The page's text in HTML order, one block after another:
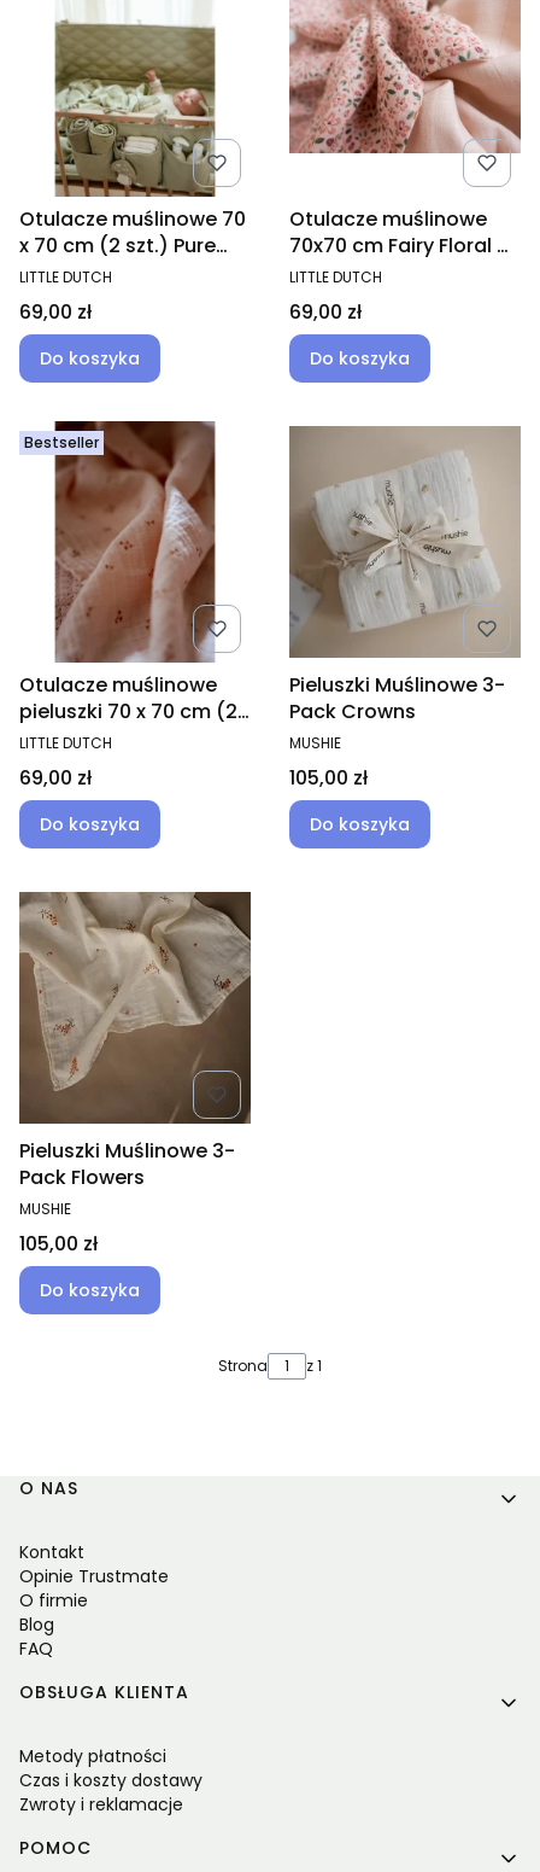
Otulacze muślinowe 70
x 70 cm (2 szt.) Pure
Sage
PRODUCENT
LITTLE DUTCH
Cena
69,00 zł
Do koszyka
Otulacze muślinowe
70x70 cm Fairy Floral &
Blossom
PRODUCENT
LITTLE DUTCH
Cena
69,00 zł
Do koszyka
Bestseller
Otulacze muślinowe
pieluszki 70 x 70 cm (2
szt.) Pure Blossom
PRODUCENT
LITTLE DUTCH
Cena
69,00 zł
Do koszyka
Pieluszki Muślinowe 3-
Pack Crowns
PRODUCENT
MUSHIE
Cena
105,00 zł
Do koszyka
Pieluszki Muślinowe 3-
Pack Flowers
PRODUCENT
MUSHIE
Cena
105,00 zł
Do koszyka
Strona z 1
Linki w stopce
O NAS
Kontakt
Opinie Trustmate
O firmie
Blog
FAQ
OBSŁUGA KLIENTA
Metody płatności
Czas i koszty dostawy
Zwroty i reklamacje
POMOC